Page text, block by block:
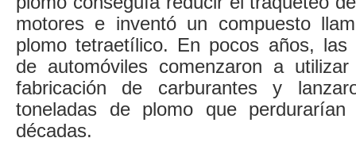
motores e inventó un compuesto
plomo tetraetílico. En pocos años, las
de automóviles comenzaron a
fabricación de carburantes y
toneladas de plomo que
décadas.